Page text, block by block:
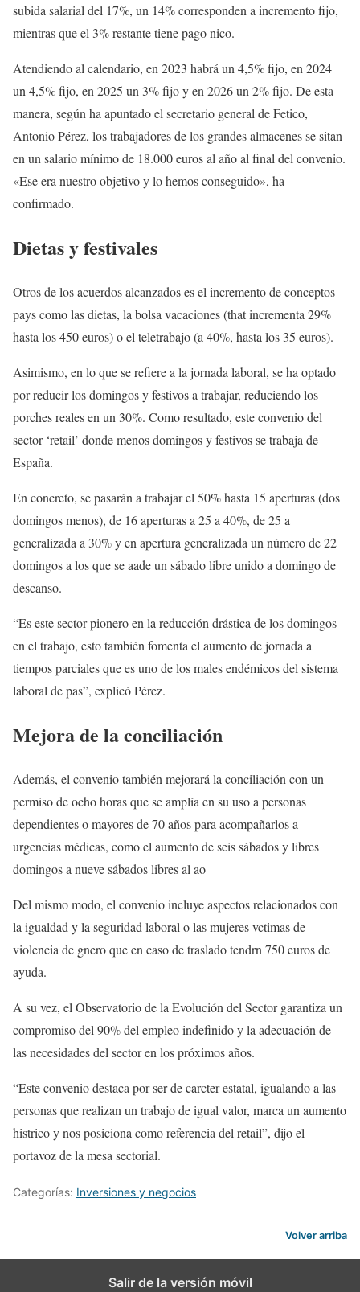
subida salarial del 17%, un 14% corresponden a incremento fijo,
mientras que el 3% restante tiene pago nico.
Atendiendo al calendario, en 2023 habrá un 4,5% fijo, en 2024
un 4,5% fijo, en 2025 un 3% fijo y en 2026 un 2% fijo. De esta
manera, según ha apuntado el secretario general de Fetico,
Antonio Pérez, los trabajadores de los grandes almacenes se sitan
en un salario mínimo de 18.000 euros al año al final del convenio.
«Ese era nuestro objetivo y lo hemos conseguido», ha
confirmado.
Dietas y festivales
Otros de los acuerdos alcanzados es el incremento de conceptos
pays como las dietas, la bolsa vacaciones (that incrementa 29%
hasta los 450 euros) o el teletrabajo (a 40%, hasta los 35 euros).
Asimismo, en lo que se refiere a la jornada laboral, se ha optado
por reducir los domingos y festivos a trabajar, reduciendo los
porches reales en un 30%. Como resultado, este convenio del
sector ‘retail’ donde menos domingos y festivos se trabaja de
España.
En concreto, se pasarán a trabajar el 50% hasta 15 aperturas (dos
domingos menos), de 16 aperturas a 25 a 40%, de 25 a
generalizada a 30% y en apertura generalizada un número de 22
domingos a los que se aade un sábado libre unido a domingo de
descanso.
“Es este sector pionero en la reducción drástica de los domingos
en el trabajo, esto también fomenta el aumento de jornada a
tiempos parciales que es uno de los males endémicos del sistema
laboral de pas”, explicó Pérez.
Mejora de la conciliación
Además, el convenio también mejorará la conciliación con un
permiso de ocho horas que se amplía en su uso a personas
dependientes o mayores de 70 años para acompañarlos a
urgencias médicas, como el aumento de seis sábados y libres
domingos a nueve sábados libres al ao
Del mismo modo, el convenio incluye aspectos relacionados con
la igualdad y la seguridad laboral o las mujeres vctimas de
violencia de gnero que en caso de traslado tendrn 750 euros de
ayuda.
A su vez, el Observatorio de la Evolución del Sector garantiza un
compromiso del 90% del empleo indefinido y la adecuación de
las necesidades del sector en los próximos años.
“Este convenio destaca por ser de carcter estatal, igualando a las
personas que realizan un trabajo de igual valor, marca un aumento
histrico y nos posiciona como referencia del retail”, dijo el
portavoz de la mesa sectorial.
Categorías: Inversiones y negocios
Volver arriba
Salir de la versión móvil